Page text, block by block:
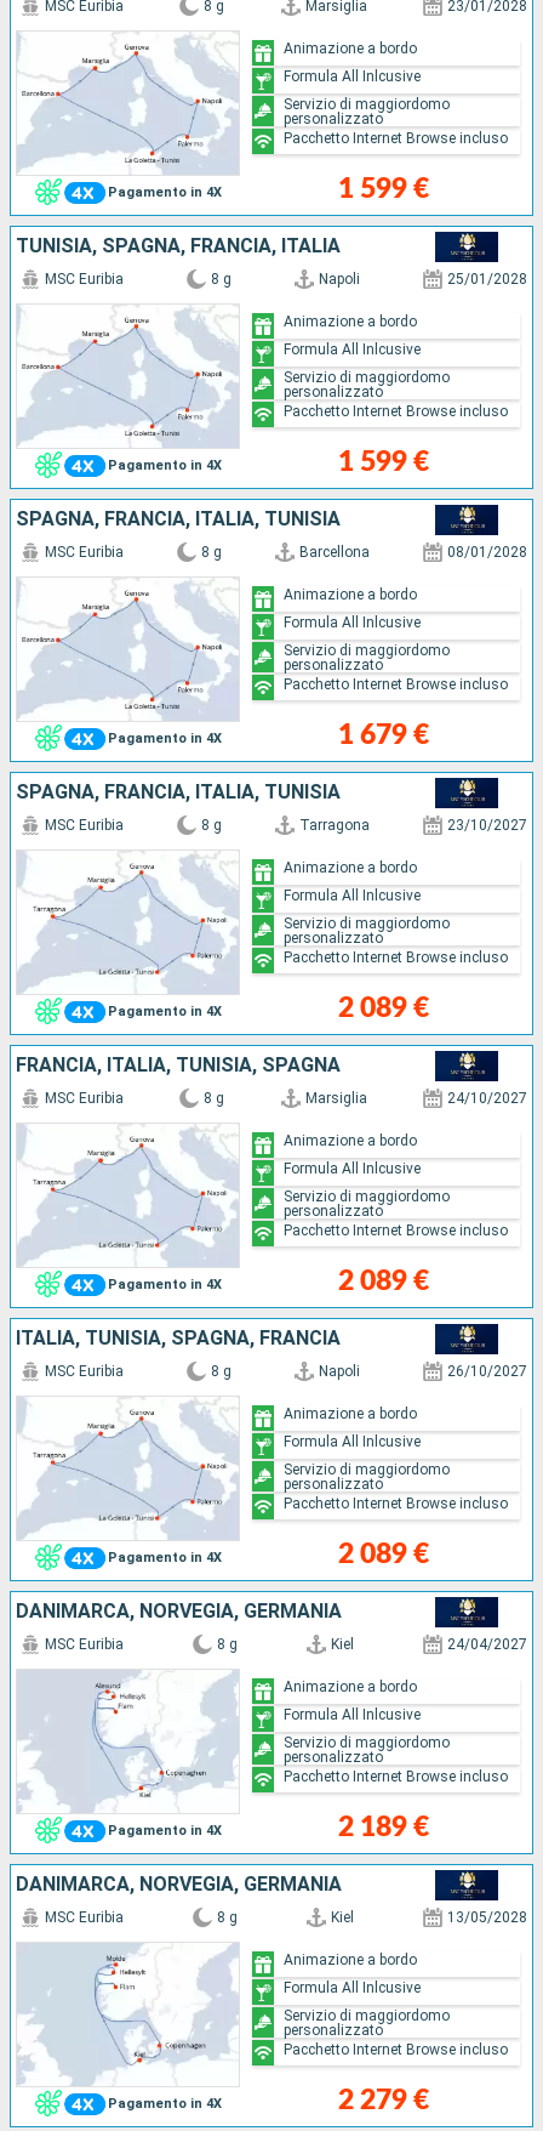
Pagamento in 4X
MSC Euribia 8 g Marsiglia 23/01/2028
1 599 €
Animazione a bordo
Formula All Inlcusive
Servizio di maggiordomo
personalizzato
Pacchetto Internet Browse incluso
TUNISIA, SPAGNA, FRANCIA, ITALIA
Pagamento in 4X
MSC Euribia 8 g Napoli 25/01/2028
1 599 €
Animazione a bordo
Formula All Inlcusive
Servizio di maggiordomo
personalizzato
Pacchetto Internet Browse incluso
SPAGNA, FRANCIA, ITALIA, TUNISIA
Pagamento in 4X
MSC Euribia 8 g Barcellona 08/01/2028
1 679 €
Animazione a bordo
Formula All Inlcusive
Servizio di maggiordomo
personalizzato
Pacchetto Internet Browse incluso
SPAGNA, FRANCIA, ITALIA, TUNISIA
Pagamento in 4X
MSC Euribia 8 g Tarragona 23/10/2027
2 089 €
Animazione a bordo
Formula All Inlcusive
Servizio di maggiordomo
personalizzato
Pacchetto Internet Browse incluso
FRANCIA, ITALIA, TUNISIA, SPAGNA
Pagamento in 4X
MSC Euribia 8 g Marsiglia 24/10/2027
2 089 €
Animazione a bordo
Formula All Inlcusive
Servizio di maggiordomo
personalizzato
Pacchetto Internet Browse incluso
ITALIA, TUNISIA, SPAGNA, FRANCIA
Pagamento in 4X
MSC Euribia 8 g Napoli 26/10/2027
2 089 €
Animazione a bordo
Formula All Inlcusive
Servizio di maggiordomo
personalizzato
Pacchetto Internet Browse incluso
DANIMARCA, NORVEGIA, GERMANIA
Pagamento in 4X
MSC Euribia 8 g Kiel 24/04/2027
2 189 €
Animazione a bordo
Formula All Inlcusive
Servizio di maggiordomo
personalizzato
Pacchetto Internet Browse incluso
DANIMARCA, NORVEGIA, GERMANIA
Pagamento in 4X
MSC Euribia 8 g Kiel 13/05/2028
2 279 €
Animazione a bordo
Formula All Inlcusive
Servizio di maggiordomo
personalizzato
Pacchetto Internet Browse incluso